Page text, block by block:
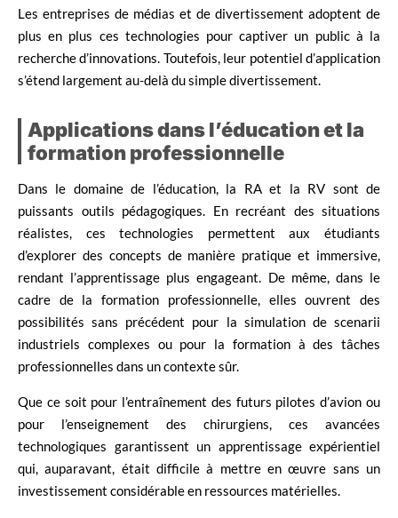
Les entreprises de médias et de divertissement adoptent de
plus en plus ces technologies pour captiver un public à la
recherche d’innovations. Toutefois, leur potentiel d’application
s’étend largement au-delà du simple divertissement.
Applications dans l’éducation et la
formation professionnelle
Dans le domaine de l’éducation, la RA et la RV sont de
puissants outils pédagogiques. En recréant des situations
réalistes, ces technologies permettent aux étudiants
d’explorer des concepts de manière pratique et immersive,
rendant l’apprentissage plus engageant. De même, dans le
cadre de la formation professionnelle, elles ouvrent des
possibilités sans précédent pour la simulation de scenarii
industriels complexes ou pour la formation à des tâches
professionnelles dans un contexte sûr.
Que ce soit pour l’entraînement des futurs pilotes d’avion ou
pour l’enseignement des chirurgiens, ces avancées
technologiques garantissent un apprentissage expérientiel
qui, auparavant, était difficile à mettre en œuvre sans un
investissement considérable en ressources matérielles.